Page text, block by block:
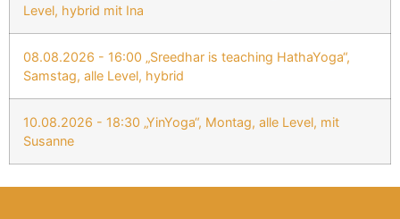
Level, hybrid mit Ina
08.08.2026 - 16:00 „Sreedhar is teaching HathaYoga“,
Samstag, alle Level, hybrid
10.08.2026 - 18:30 „YinYoga“, Montag, alle Level, mit
Susanne